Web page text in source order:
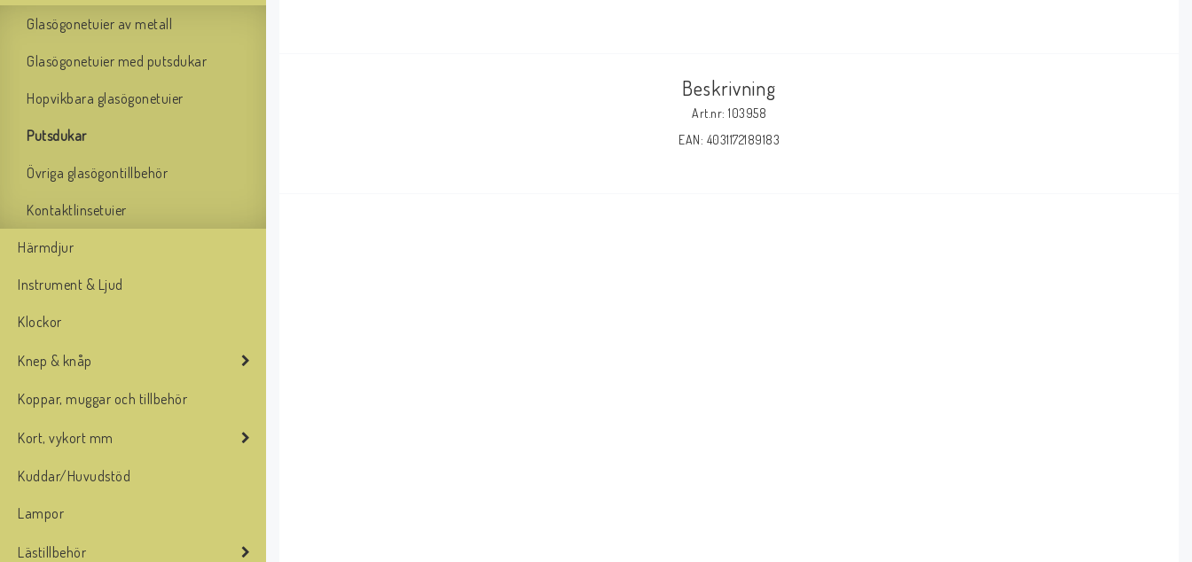
Glasögonetuier av metall
Glasögonetuier med putsdukar
Hopvikbara glasögonetuier
Putsdukar
Övriga glasögontillbehör
Kontaktlinsetuier
Härmdjur
Instrument & Ljud
Klockor
Knep & knåp
Koppar, muggar och tillbehör
Kort, vykort mm
Kuddar/Huvudstöd
Lampor
Lästillbehör
Beskrivning
Art.nr: 103958
EAN: 4031172189183